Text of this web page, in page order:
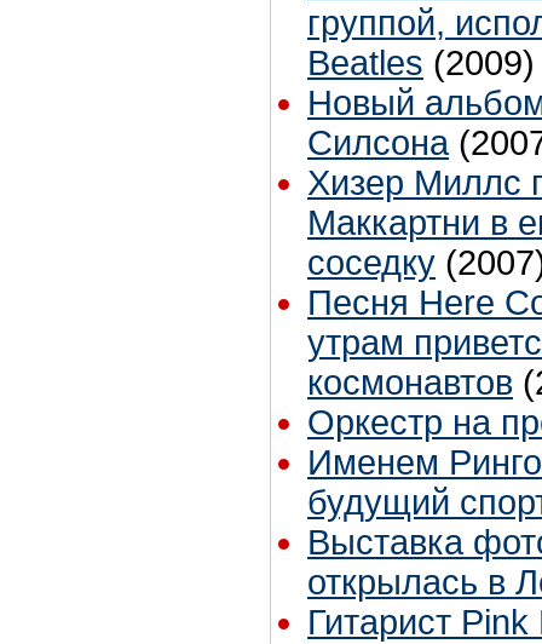
группой,
Beatles (2009)
Новый
Силсона
Хизер Миллс
Маккартни в
соседку
Песня Here
утрам
космонавтов
Оркестр на
Именем
будущий
Выставка
открылась в
Гитарист